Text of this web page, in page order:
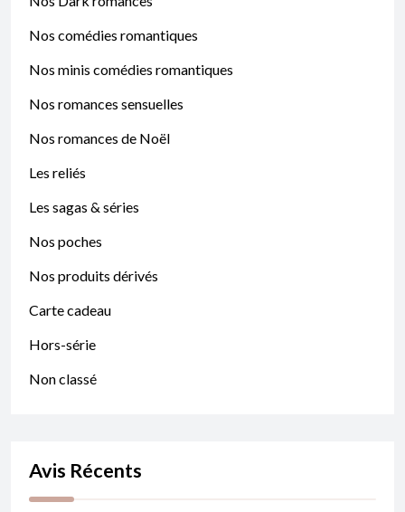
Nos comédies romantiques
Nos minis comédies romantiques
Nos romances sensuelles
Nos romances de Noël
Les reliés
Les sagas & séries
Nos poches
Nos produits dérivés
Carte cadeau
Hors-série
Non classé
Avis Récents